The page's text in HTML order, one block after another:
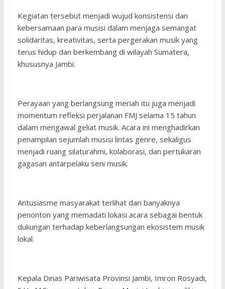
Kegiatan tersebut menjadi wujud konsistensi dan
kebersamaan para musisi dalam menjaga semangat
solidaritas, kreativitas, serta pergerakan musik yang
terus hidup dan berkembang di wilayah Sumatera,
khususnya Jambi.
Perayaan yang berlangsung meriah itu juga menjadi
momentum refleksi perjalanan FMJ selama 15 tahun
dalam mengawal geliat musik. Acara ini menghadirkan
penampilan sejumlah musisi lintas genre, sekaligus
menjadi ruang silaturahmi, kolaborasi, dan pertukaran
gagasan antarpelaku seni musik.
Antusiasme masyarakat terlihat dari banyaknya
penonton yang memadati lokasi acara sebagai bentuk
dukungan terhadap keberlangsungan ekosistem musik
lokal.
Kepala Dinas Pariwisata Provinsi Jambi, Imron Rosyadi,